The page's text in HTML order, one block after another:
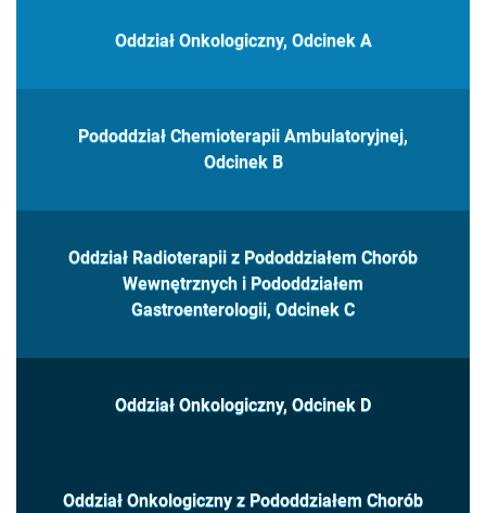
Oddział Onkologiczny, Odcinek A
Pododdział Chemioterapii Ambulatoryjnej,
Odcinek B
Oddział Radioterapii z Pododdziałem Chorób
Wewnętrznych i Pododdziałem
Gastroenterologii, Odcinek C
Oddział Onkologiczny, Odcinek D
Oddział Onkologiczny z Pododdziałem Chorób